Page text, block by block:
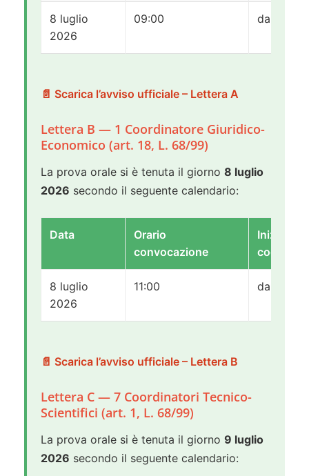
8 luglio
2026
09:00 da D a H
📄 Scarica l’avviso ufficiale – Lettera A
Lettera B — 1 Coordinatore Giuridico-
Economico (art. 18, L. 68/99)
La prova orale si è tenuta il giorno 8 luglio
2026 secondo il seguente calendario:
Data
Orario
convocazione
Iniziali
cognomi
8 luglio
2026
11:00 da I a H
📄 Scarica l’avviso ufficiale – Lettera B
Lettera C — 7 Coordinatori Tecnico-
Scientifici (art. 1, L. 68/99)
La prova orale si è tenuta il giorno 9 luglio
2026 secondo il seguente calendario: